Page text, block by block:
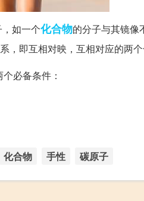
如一个化合物的分子与其镜像
即互相对映，互相对应的两个
必备条件：
化合物 手性 碳原子